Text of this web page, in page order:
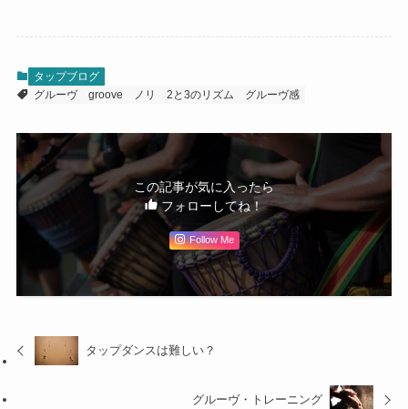
タップブログ
グルーヴ
groove ノリ 2と3のリズム グルーヴ感
この記事が気に入ったら
フォローしてね！
Follow Me
タップダンスは難しい？
グルーヴ・トレーニング